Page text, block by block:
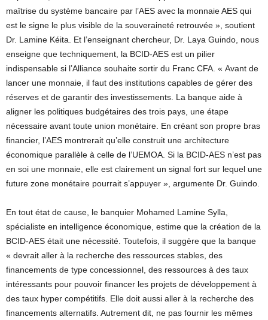
maîtrise du système bancaire par l’AES avec la monnaie AES qui
est le signe le plus visible de la souveraineté retrouvée », soutient
Dr. Lamine Kéita. Et l’enseignant chercheur, Dr. Laya Guindo, nous
enseigne que techniquement, la BCID-AES est un pilier
indispensable si l’Alliance souhaite sortir du Franc CFA. « Avant de
lancer une monnaie, il faut des institutions capables de gérer des
réserves et de garantir des investissements. La banque aide à
aligner les politiques budgétaires des trois pays, une étape
nécessaire avant toute union monétaire. En créant son propre bras
financier, l’AES montrerait qu’elle construit une architecture
économique parallèle à celle de l’UEMOA. Si la BCID-AES n’est pas
en soi une monnaie, elle est clairement un signal fort sur lequel une
future zone monétaire pourrait s’appuyer », argumente Dr. Guindo.
En tout état de cause, le banquier Mohamed Lamine Sylla,
spécialiste en intelligence économique, estime que la création de la
BCID-AES était une nécessité. Toutefois, il suggère que la banque
« devrait aller à la recherche des ressources stables, des
financements de type concessionnel, des ressources à des taux
intéressants pour pouvoir financer les projets de développement à
des taux hyper compétitifs. Elle doit aussi aller à la recherche des
financements alternatifs. Autrement dit, ne pas fournir les mêmes